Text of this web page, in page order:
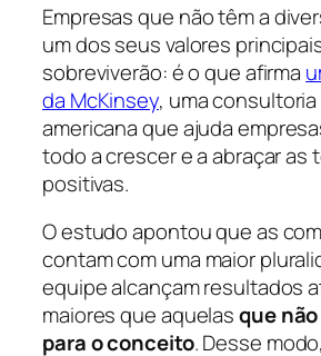
Empresas que não têm a
um dos seus valores
sobreviverão: é o que afirma
da McKinsey, uma
americana que ajuda
todo a crescer e a abraçar as
positivas.
O estudo apontou que as
contam com uma maior
equipe alcançam resultados
maiores que aquelasque
para o conceito. Desse